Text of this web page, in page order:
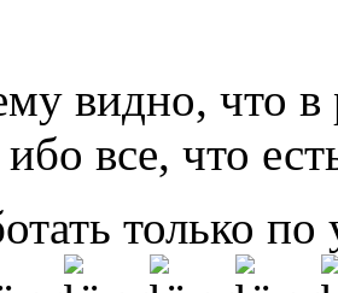
видно, что в
ибо все, что
только по